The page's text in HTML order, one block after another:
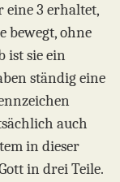
eine 3 erhaltet,
bewegt, ohne
ist sie ein
ständig eine
auch
in dieser
in drei Teile.